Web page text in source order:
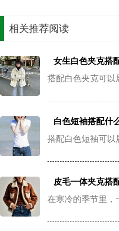
相关推荐阅读
女生白色夹克搭
搭配白色夹克可以
白色短袖搭配什
搭配白色短袖可以
皮毛一体夹克搭
在寒冷的季节里，